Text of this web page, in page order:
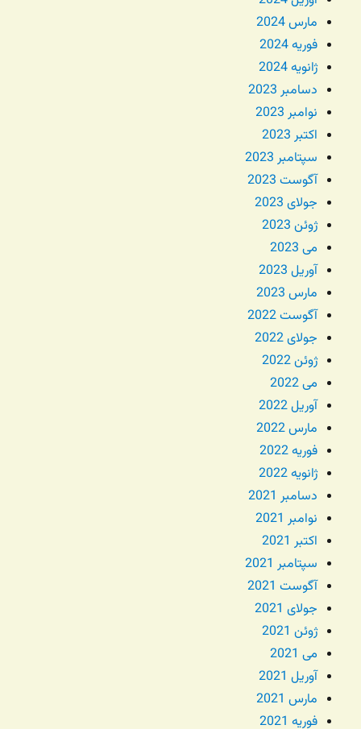
مارس 2024
فوریه 2024
ژانویه 2024
دسامبر 2023
نوامبر 2023
اکتبر 2023
سپتامبر 2023
آگوست 2023
جولای 2023
ژوئن 2023
می 2023
آوریل 2023
مارس 2023
آگوست 2022
جولای 2022
ژوئن 2022
می 2022
آوریل 2022
مارس 2022
فوریه 2022
ژانویه 2022
دسامبر 2021
نوامبر 2021
اکتبر 2021
سپتامبر 2021
آگوست 2021
جولای 2021
ژوئن 2021
می 2021
آوریل 2021
مارس 2021
فوریه 2021